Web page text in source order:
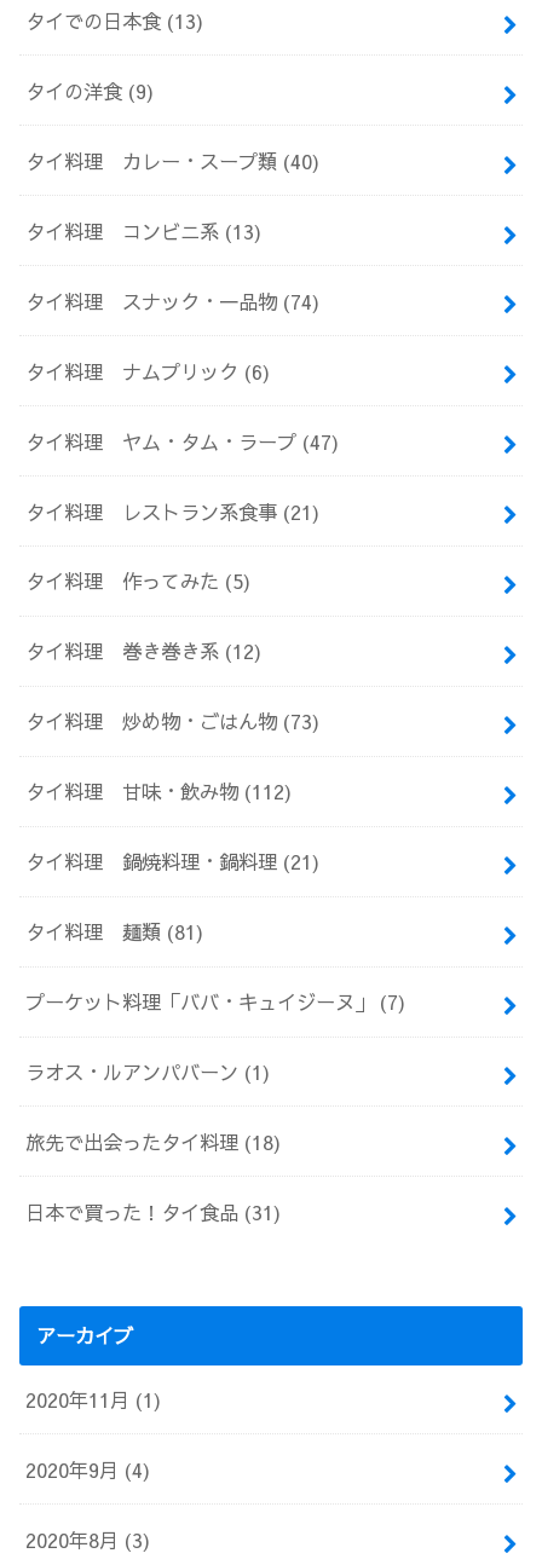
タイでの日本食 (13)
タイの洋食 (9)
タイ料理 カレー・スープ類 (40)
タイ料理 コンビニ系 (13)
タイ料理 スナック・一品物 (74)
タイ料理 ナムプリック (6)
タイ料理 ヤム・タム・ラープ (47)
タイ料理 レストラン系食事 (21)
タイ料理 作ってみた (5)
タイ料理 巻き巻き系 (12)
タイ料理 炒め物・ごはん物 (73)
タイ料理 甘味・飲み物 (112)
タイ料理 鍋焼料理・鍋料理 (21)
タイ料理 麺類 (81)
プーケット料理「ババ・キュイジーヌ」 (7)
ラオス・ルアンパバーン (1)
旅先で出会ったタイ料理 (18)
日本で買った！タイ食品 (31)
アーカイブ
2020年11月 (1)
2020年9月 (4)
2020年8月 (3)